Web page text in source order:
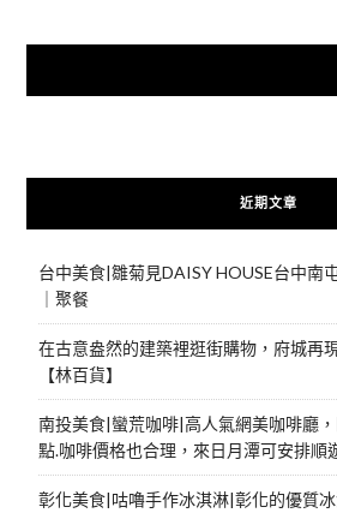
近期文章
台中美食|雛菊見DAISY HOUSE台中南
｜聚餐
在古意盎然的建築裡逛街購物，府城再
【林百貨】
南投美食|蠻荒咖啡|高人氣網美咖啡廳
點.咖啡價格也合理，來日月潭可安排順
彰化美食|咕嚕手作冰淇淋|彰化的優質